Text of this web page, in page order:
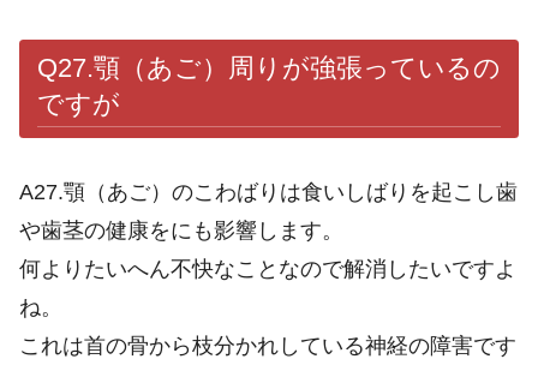
Q27.顎（あご）周りが強張っているの
ですが
A27.顎（あご）のこわばりは食いしばりを起こし歯
や歯茎の健康をにも影響します。
何よりたいへん不快なことなので解消したいですよ
ね。
これは首の骨から枝分かれしている神経の障害です